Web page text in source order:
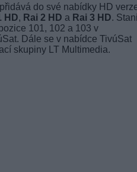
do své nabídky HD
HD, Rai 2 HD a Rai 3 HD.
101, 102 a 103 v
Dále se v nabídce TivúSat
skupiny LT Multimedia.